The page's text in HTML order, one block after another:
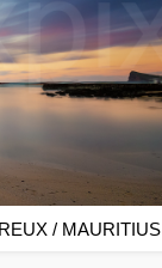
/ MAURITIUS